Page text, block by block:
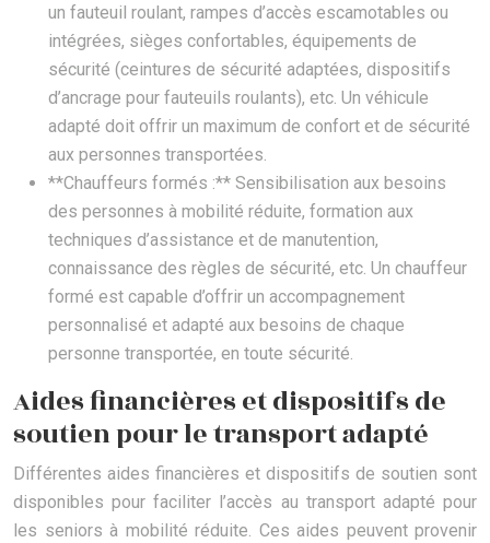
un fauteuil roulant, rampes d’accès escamotables ou
intégrées, sièges confortables, équipements de
sécurité (ceintures de sécurité adaptées, dispositifs
d’ancrage pour fauteuils roulants), etc. Un véhicule
adapté doit offrir un maximum de confort et de sécurité
aux personnes transportées.
**Chauffeurs formés :** Sensibilisation aux besoins
des personnes à mobilité réduite, formation aux
techniques d’assistance et de manutention,
connaissance des règles de sécurité, etc. Un chauffeur
formé est capable d’offrir un accompagnement
personnalisé et adapté aux besoins de chaque
personne transportée, en toute sécurité.
Aides financières et dispositifs de
soutien pour le transport adapté
Différentes aides financières et dispositifs de soutien sont
disponibles pour faciliter l’accès au transport adapté pour
les seniors à mobilité réduite. Ces aides peuvent provenir